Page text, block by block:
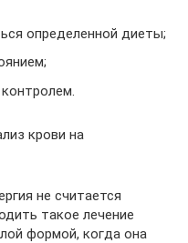
определенной диеты;
крови на
не считается
такое лечение
формой, когда она